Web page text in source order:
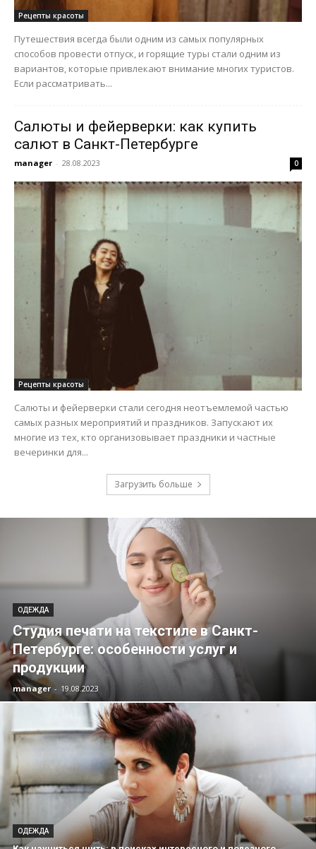
Рецепты красоты
Путешествия всегда были одним из самых популярных
способов провести отпуск, и горящие туры стали одним из
вариантов, которые привлекают внимание многих туристов.
Если рассматривать...
Салюты и фейерверки: как купить
салют в Санкт-Петербурге
manager - 28.08.2023 0
Рецепты красоты
Салюты и фейерверки стали сегодня неотъемлемой частью
самых разных мероприятий и праздников. Запускают их
многие из тех, кто организовывает праздники и частные
вечеринки для...
Загрузить больше
ОДЕЖДА
Студия печати на текстиле в Санкт-
Петербурге: особенности услуг и
продукции
manager - 19.08.2023
ОДЕЖДА